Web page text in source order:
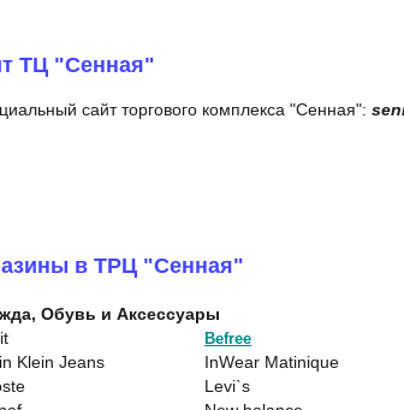
ТЦ "Сенная"
сайт торгового комплекса "Сенная":
в ТРЦ "Сенная"
Обувь и Аксессуары
Befree
Klein Jeans
InWear Matinique
Levi`s